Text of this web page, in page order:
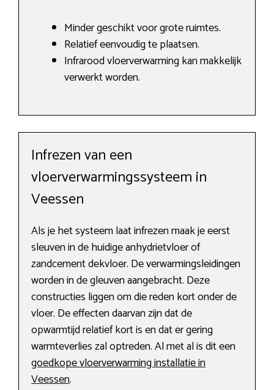
Minder geschikt voor grote ruimtes.
Relatief eenvoudig te plaatsen.
Infrarood vloerverwarming kan makkelijk
verwerkt worden.
Infrezen van een
vloerverwarmingssysteem in
Veessen
Als je het systeem laat infrezen maak je eerst
sleuven in de huidige anhydrietvloer of
zandcement dekvloer. De verwarmingsleidingen
worden in de gleuven aangebracht. Deze
constructies liggen om die reden kort onder de
vloer. De effecten daarvan zijn dat de
opwarmtijd relatief kort is en dat er gering
warmteverlies zal optreden. Al met al is dit een
goedkope vloerverwarming installatie in
Veessen.